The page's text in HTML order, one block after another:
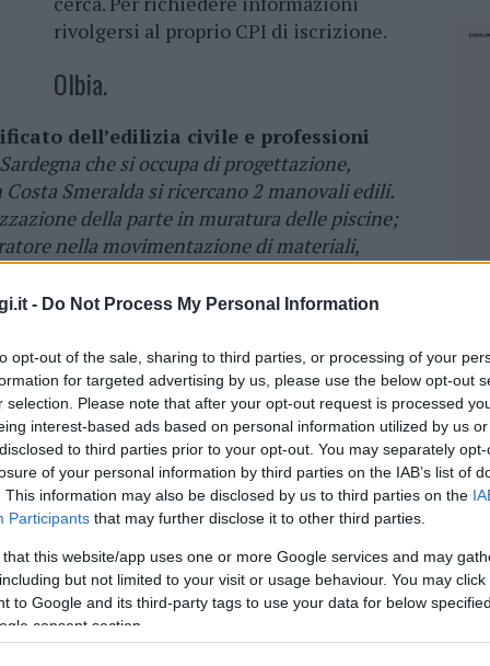
- Do Not Process My Personal Information
opt-out of the sale, sharing to third parties, or processing of your
for targeted advertising by us, please use the below opt-out
selection. Please note that after your opt-out request is processed
interest-based ads based on personal information utilized by us
to third parties prior to your opt-out. You may separately
of your personal information by third parties on the IAB’s list of
This information may also be disclosed by us to third parties on the
Participants that may further disclose it to other third parties.
that this website/app uses one or more Google services and may
but not limited to your visit or usage behaviour. You may
to Google and its third-party tags to use your data for below
consent section.
rivolgersi al proprio CPI di iscrizione.
Olbia.
dell’edilizia civile e professioni
che si occupa di progettazione,
Smeralda si ricercano 2 manovali edili.
della parte in muratura delle piscine;
nella movimentazione di materiali,
del cantiere, preparazioni di malte e altri
svolti principalmente a Olbia e territori
i mezzi aziendali ed avranno a disposizione
Vine inoltre prevista formazione ed
professionale all’interno dell’azienda. “
azienda del Nord Sardegna che si occupa di
di piscine in Costa Smeralda si ricerca 1
realizzazione e manutenzione della parte in
verranno svolti principalmente a Olbia e
con i mezzi aziendali ed avranno a
da parte dell’azienda. Vine inoltre prevista
di crescita professionale all’interno
QUI.